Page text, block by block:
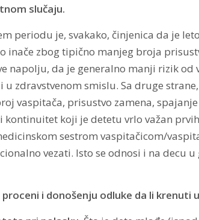
slučaju.
periodu je, svakako, činjenica da je
inače zbog tipično manjeg broja
napolju, da je generalno manji rizik
zdravstvenom smislu. Sa druge
vaspitača, prisustvo zamena,
koji je detetu vrlo važan
sestrom vaspitačicom/
vezati. Isto se odnosi i na decu
i donošenju odluke da li krenuti